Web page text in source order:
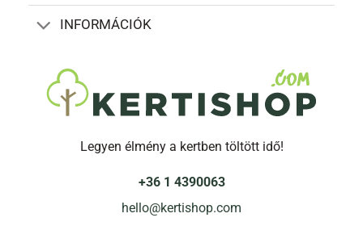
INFORMÁCIÓK
Legyen élmény a kertben töltött idő!
+36 1 4390063
hello@kertishop.com